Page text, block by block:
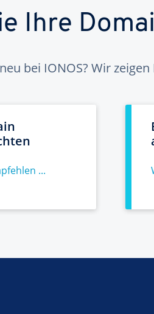
Ihre
bei IONOS? Wir
...